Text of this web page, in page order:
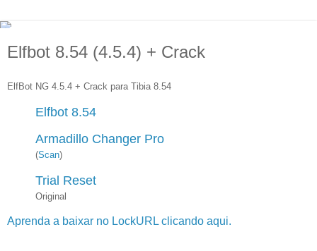
Elfbot 8.54 (4.5.4) + Crack
ElfBot NG 4.5.4 + Crack para Tibia 8.54
Elfbot 8.54
Armadillo Changer Pro
(Scan)
Trial Reset
Original
Aprenda a baixar no LockURL clicando aqui.